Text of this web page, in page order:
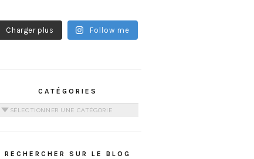
Charger plus Follow me
CATÉGORIES
Catégories
RECHERCHER SUR LE BLOG